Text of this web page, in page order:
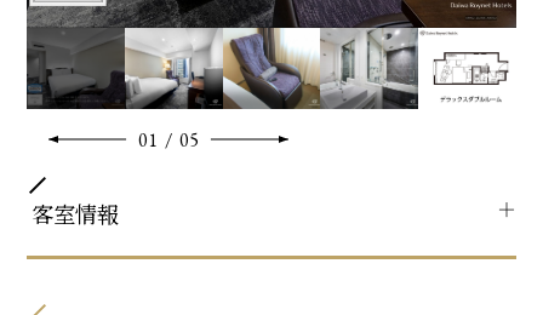
※ベビーベッド設置不可
共通客室設備・アメニティ
01 / 05
客室情報 ＋